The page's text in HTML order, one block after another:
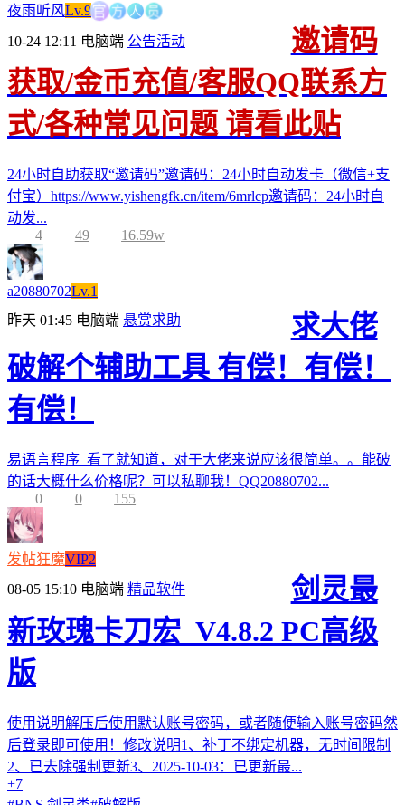
夜雨听风Lv.9官方人员
10-24 12:11 电脑端 公告活动
邀请码
获取/金币充值/客服QQ联系方
式/各种常见问题 请看此贴
24小时自助获取“邀请码”邀请码：24小时自动发卡（微信+支
付宝）https://www.yishengfk.cn/item/6mrlcp邀请码：24小时自
动发...
4
49 16.59w
a20880702Lv.1
昨天 01:45 电脑端 悬赏求助
求大佬
破解个辅助工具 有偿！有偿！
有偿！
易语言程序 看了就知道，对于大佬来说应该很简单。。能破
的话大概什么价格呢？可以私聊我！QQ20880702...
0
0 155
发帖狂魔VIP2
08-05 15:10 电脑端 精品软件
剑灵最
新玫瑰卡刀宏_V4.8.2 PC高级
版
使用说明解压后使用默认账号密码，或者随便输入账号密码然
后登录即可使用！修改说明1、补丁不绑定机器，无时间限制
2、已去除强制更新3、2025-10-03：已更新最...
+7